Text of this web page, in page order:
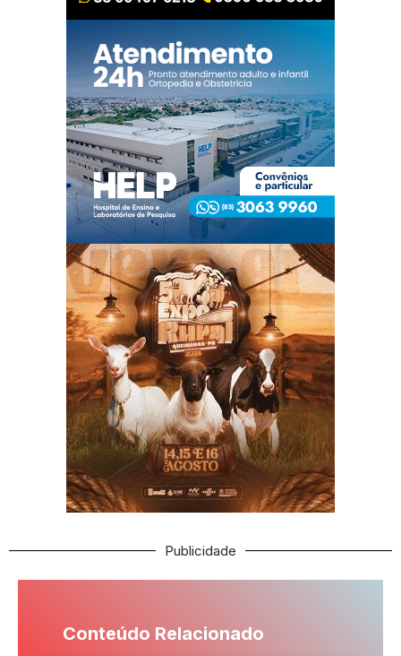
Publicidade
Conteúdo Relacionado